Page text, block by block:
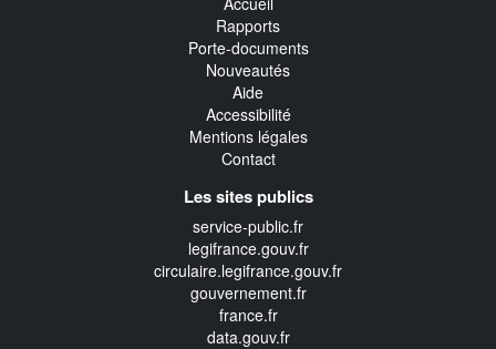
Rapports
Porte-documents
Nouveautés
Aide
Accessibilité
Mentions légales
Contact
Les sites publics
service-public.fr
legifrance.gouv.fr
circulaire.legifrance.gouv.fr
gouvernement.fr
france.fr
data.gouv.fr